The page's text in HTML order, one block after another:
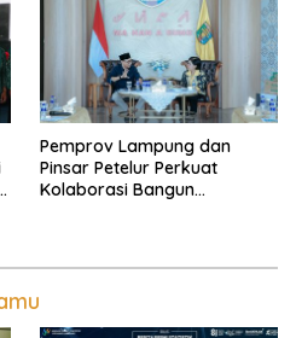
Pemprov Lampung dan
Pinsar Petelur Perkuat
Kolaborasi Bangun